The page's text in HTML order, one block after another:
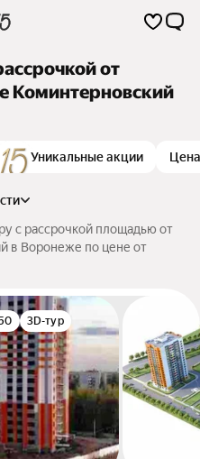
от
Коминтерновский
Уникальные акции Цена
с рассрочкой площадью от
в Воронеже по цене от
3D-тур